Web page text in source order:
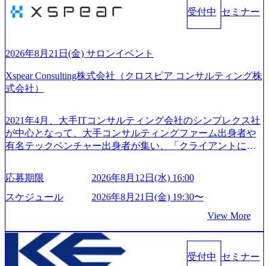
としたサービスを提供している。 ​- - 2018年から6年連続で
ティングファームやSIer、事業会社出身者など、多様な経歴
の社員が活躍している。 年間休日120日以上、完全週休2日
制、有給休暇初年度10日（消化率46.3%）、特別休暇5日な
ど、充実した休暇制度を整備している。 ​ 月平均残業時間は
リフレッシュ休暇など、社員同士の交流や健康をサポート
する取り組みが充実している。 2026年8月13日(木) 19:00～2
0:30予定 2026年8月7日(金) 16:00 コンサル業界の動向や業務
界セミナーを実施しています。 ●前回開催時のアンケート
ージのぼんやりしていた部分が明確になりました」「業界
の全体感や実際に働いていらっしゃる方の体感的なお話を
る、失敗を恐れずにふみだす、執着心をもって没頭する O
WNERSHIP当事者であろう みずから決めてみずから動く、
だわろう 今すぐ決める、すばやく動く、まず成果物をだす
回す、結果が出るまでやり抜く 2026年8月14日(金) 19:00〜2
0:00 (60分) 2026年8月7日(金) 16:00 本説明会は、選考の前段
です。評価の場ではないため、キャリアを検討中の段階の
方にもご参加いただけます。 連休中の平日夜という日程の
ため、在職中の方も有給を取得することなく、現職への配
慮なくご参加いただけます。帰省先からのオンライン参加
旅行事業の内容とビジネスモデル/今後の構想・事業展開/入
社後のキャリアパス ・質疑応答(20分) オンライン (Google M
eet) ・営業・マーケティングなど、ビジネスサイドでのキャ
リアを検討されている方 ・転職を具体的に決めてはいない
が、情報収集を進めたい段階の方 ・東京・大阪での勤務を
希望される方
受付中 セミナー
2026年8月21日(金) サロンイベント
Xspear Consulting株式会社（クロスピア コンサルティング株
式会社）
2021年4月、大手ITコンサルティング会社のシンプレクス社
が中心となって、大手コンサルティングファーム出身者や
有名テックベンチャー出身者が集い、「クライアントにと
い」という想いの下で立ち上げた新鋭ファーム テクノロジ
ーがビジネスの成功に大きな影響力を持つDX時代におい
て、20年以上にわたってFintech業界を中心に最先端テクノ
つ、あらゆる業種・業界のクライアントの企業価値の最大
化を支援するために、戦略策定、組織改革、人材育成、業
務改善、実行支援などのコンサルティングサービスを一気
通貫で提供するのが特徴（いわゆる総合コンサルティング
応募期限
2026年8月12日(水) 16:00
スケジュール
2026年8月21日(金) 19:30〜
View More
受付中 セミナー